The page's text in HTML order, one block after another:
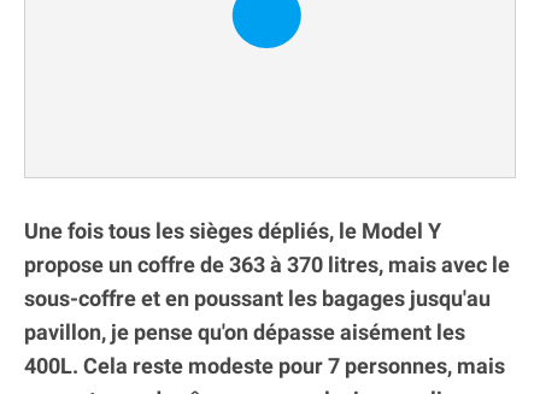
Une fois tous les sièges dépliés, le Model Y
propose un coffre de 363 à 370 litres, mais avec le
sous-coffre et en poussant les bagages jusqu'au
pavillon, je pense qu'on dépasse aisément les
400L. Cela reste modeste pour 7 personnes, mais